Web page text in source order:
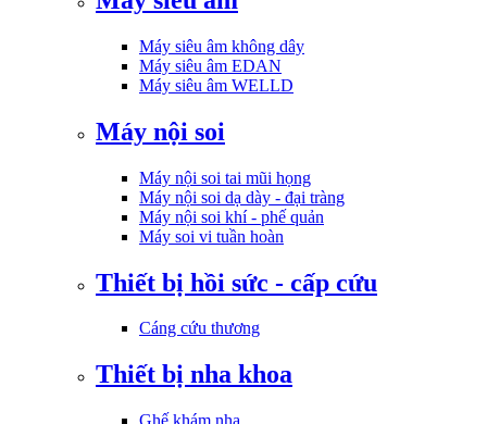
Máy siêu âm không dây
Máy siêu âm EDAN
Máy siêu âm WELLD
Máy nội soi
Máy nội soi tai mũi họng
Máy nội soi dạ dày - đại tràng
Máy nội soi khí - phế quản
Máy soi vi tuần hoàn
Thiết bị hồi sức - cấp cứu
Cáng cứu thương
Thiết bị nha khoa